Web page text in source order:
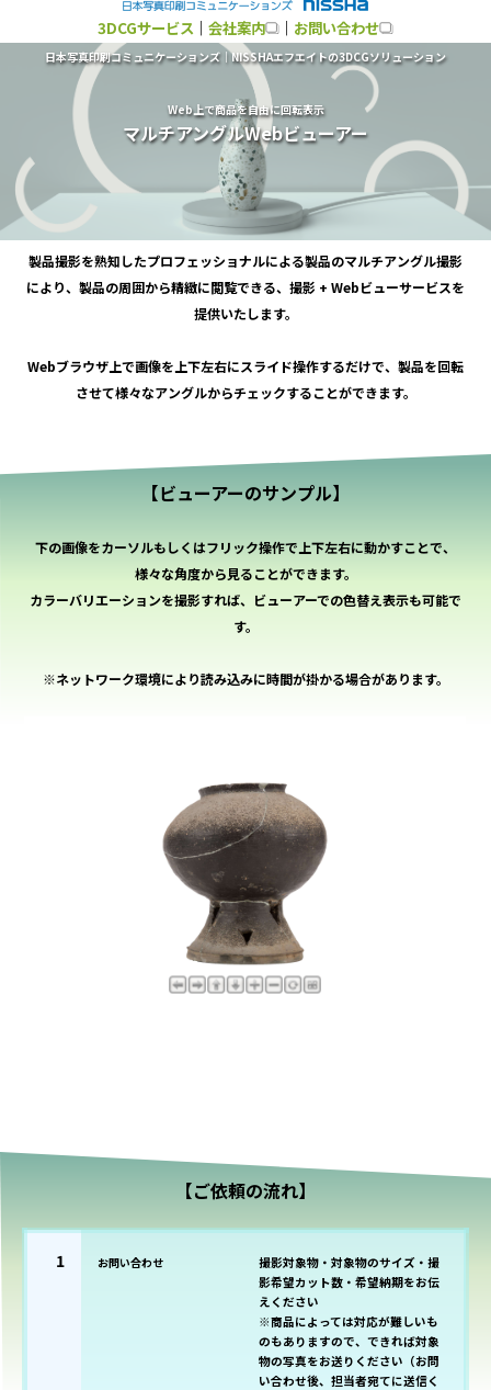
3DCGサービス ｜ 会社案内 ｜ お問い合わせ
日本写真印刷コミュニケーションズ｜NISSHAエフエイトの3DCGソリューション
Web上で商品を自由に回転表示
マルチアングルWebビューアー
製品撮影を熟知したプロフェッショナルによる製品のマルチアングル撮影
により、製品の周囲から精緻に閲覧できる、撮影 + Webビューサービスを
提供いたします。
Webブラウザ上で画像を上下左右にスライド操作するだけで、製品を回転
させて様々なアングルからチェックすることができます。
【ビューアーのサンプル】
下の画像をカーソルもしくはフリック操作で上下左右に動かすことで、
様々な角度から見ることができます。
カラーバリエーションを撮影すれば、ビューアーでの色替え表示も可能で
す。
※ネットワーク環境により読み込みに時間が掛かる場合があります。
【ご依頼の流れ】
1 お問い合わせ
撮影対象物・対象物のサイズ・撮
影希望カット数・希望納期をお伝
えください
※商品によっては対応が難しいも
のもありますので、できれば対象
物の写真をお送りください（お問
い合わせ後、担当者宛てに送信く